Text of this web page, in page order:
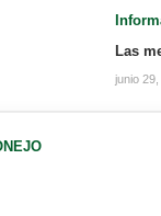
Las
junio